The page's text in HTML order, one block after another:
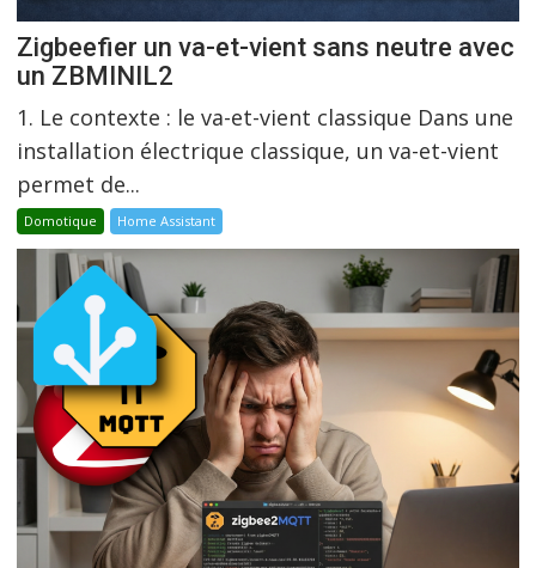
Zigbeefier un va-et-vient sans neutre avec
un ZBMINIL2
1. Le contexte : le va-et-vient classique Dans une
installation électrique classique, un va-et-vient
permet de...
Domotique Home Assistant